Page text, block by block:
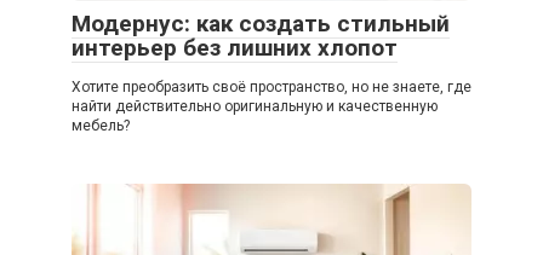
Модернус: как создать стильный
интерьер без лишних хлопот
Хотите преобразить своё пространство, но не знаете, где
найти действительно оригинальную и качественную
мебель?